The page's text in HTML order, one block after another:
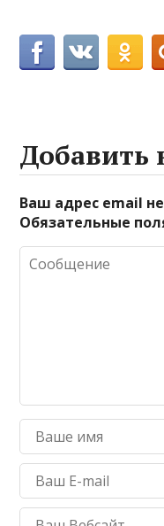
Добавить
Ваш адрес email
Обязательные